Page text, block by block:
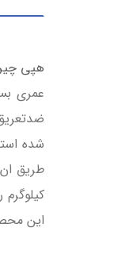
هپی
عمری
شده
این